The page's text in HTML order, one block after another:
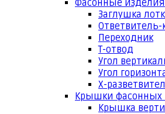
Фасонные изделия
Заглушка
Переходник
Т-отвод
Угол
Угол
Х-
Крышки фасонных
Крышка